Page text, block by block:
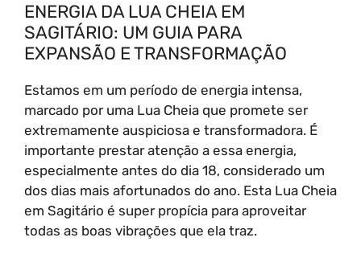
ENERGIA DA LUA CHEIA EM
SAGITÁRIO: UM GUIA PARA
EXPANSÃO E TRANSFORMAÇÃO
Estamos em um período de energia intensa,
marcado por uma Lua Cheia que promete ser
extremamente auspiciosa e transformadora. É
importante prestar atenção a essa energia,
especialmente antes do dia 18, considerado um
dos dias mais afortunados do ano. Esta Lua Cheia
em Sagitário é super propícia para aproveitar
todas as boas vibrações que ela traz.